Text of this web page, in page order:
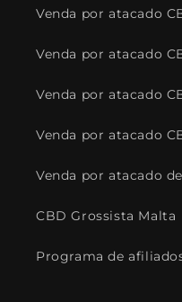
Venda por atacado
Venda por atacado
Venda por atacado
Venda por atacado
Venda por atacado
CBD Grossista Malta
Programa de